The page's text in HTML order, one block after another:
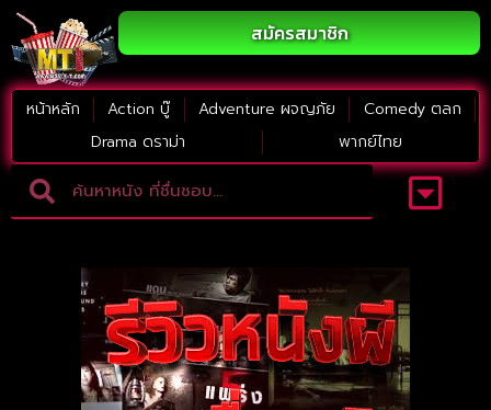
สมัครสมาชิก
หน้าหลัก Action บู๊ Adventure ผจญภัย
Comedy ตลก
Drama ดราม่า
พากย์ไทย